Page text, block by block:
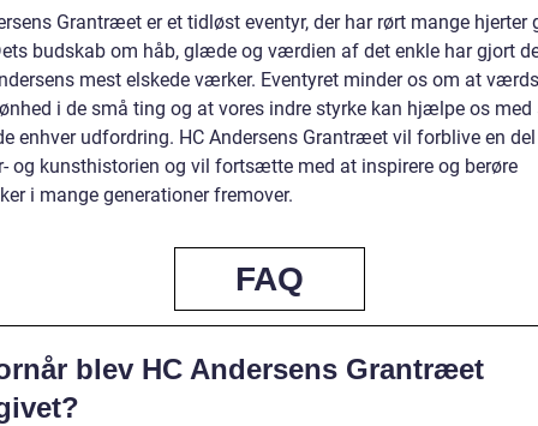
Grantræet er et tidløst eventyr, der har rørt mange hjerter
budskab om håb, glæde og værdien af det enkle har gjort
mest elskede værker. Eventyret minder os om at
i de små ting og at vores indre styrke kan hjælpe os med
enhver udfordring. HC Andersens Grantræet vil forblive en
og kunsthistorien og vil fortsætte med at inspirere og berøre
i mange generationer fremover.
FAQ
blev HC Andersens Grantræet